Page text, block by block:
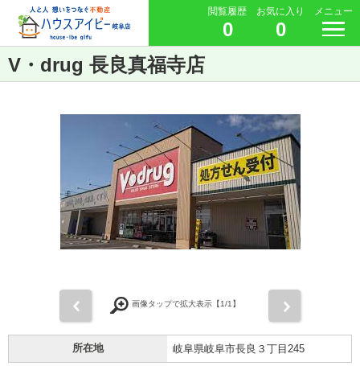
閲覧履歴
0
お気に入り
0
メニュー
V・drug 長良真福寺店
画像タップで拡大表示【1/1】
所在地 岐阜県岐阜市長良３丁目245